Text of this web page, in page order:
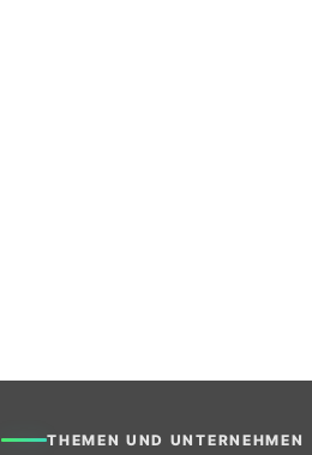
THEMEN UND UNTERNEHMEN